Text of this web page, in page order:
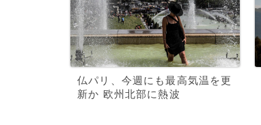
仏パリ、今週にも最高気温を更
新か 欧州北部に熱波